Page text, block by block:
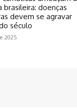
brasileira: doenças
devem se agravar
século
2025